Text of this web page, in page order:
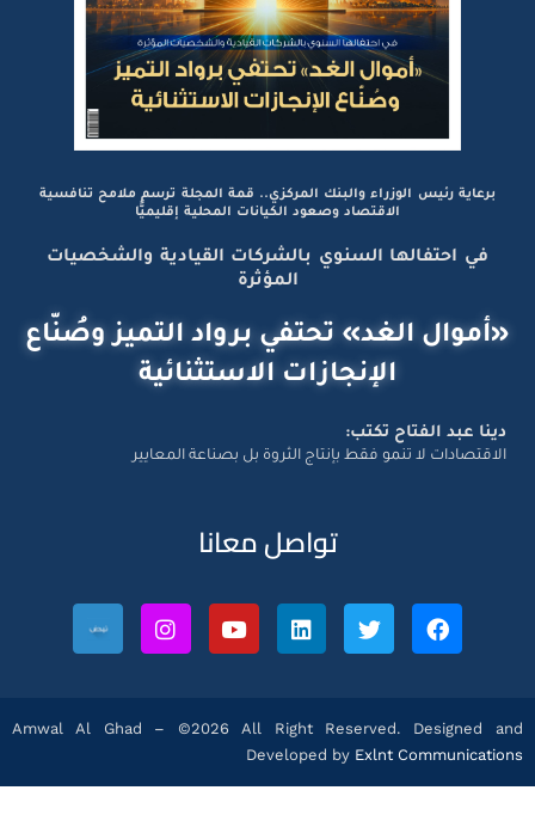
برعاية رئيس الوزراء والبنك المركزي.. قمة المجلة ترسم ملامح تنافسية
الاقتصاد وصعود الكيانات المحلية إقليميًّا
في احتفالها السنوي بالشركات القيادية والشخصيات
المؤثرة
«أموال الغد» تحتفي برواد التميز وصُنّاع
الإنجازات الاستثنائية
دينا عبد الفتاح تكتب:
الاقتصادات لا تنمو فقط بإنتاج الثروة بل بصناعة المعايير
تواصل معانا
Amwal Al Ghad – ©2026 All Right Reserved. Designed and
Developed by Exlnt Communications